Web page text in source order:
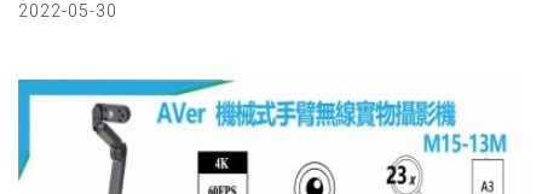
2022-05-30